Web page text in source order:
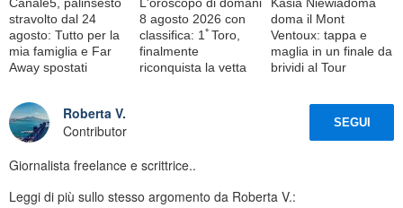
stravolto dal 24
agosto: Tutto per la
mia famiglia e Far
Away spostati
8 agosto 2026 con
classifica: 1ﾟToro,
finalmente
riconquista la vetta
doma il Mont
Ventoux: tappa e
maglia in un finale da
brividi al Tour
Roberta V.
Contributor
SEGUI
Giornalista freelance e scrittrice..
Leggi di più sullo stesso argomento da Roberta V.: